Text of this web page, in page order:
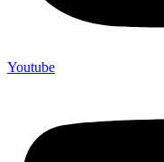
Youtube